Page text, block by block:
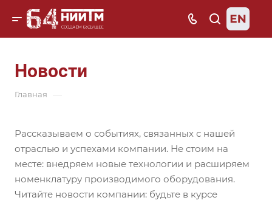
Новости
Главная —
Рассказываем о событиях, связанных с нашей
отраслью и успехами компании. Не стоим на
месте: внедряем новые технологии и расширяем
номенклатуру производимого оборудования.
Читайте новости компании: будьте в курсе